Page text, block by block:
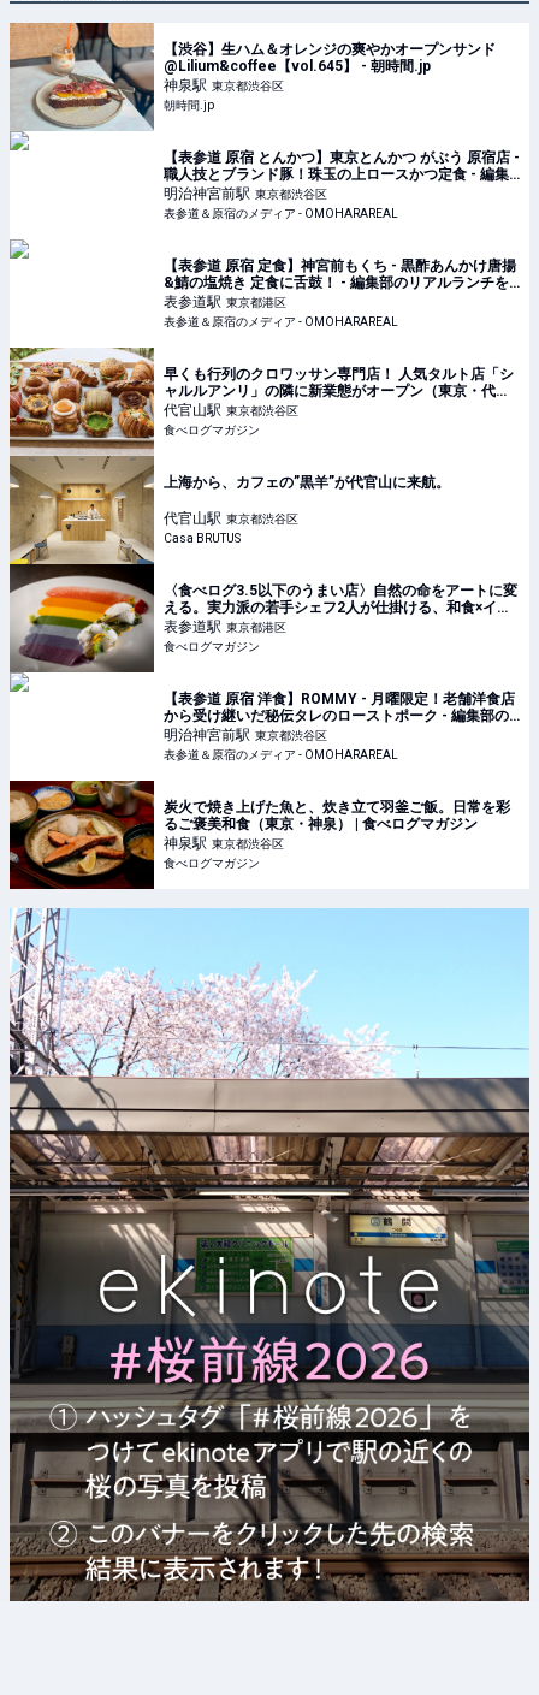
【渋谷】生ハム＆オレンジの爽やかオープンサンド
@Lilium&coffee【vol.645】 - 朝時間.jp
神泉駅 東京都渋谷区
朝時間.jp
【表参道 原宿 とんかつ】東京とんかつ がぶう 原宿店 -
職人技とブランド豚！珠玉の上ロースかつ定食 - 編集
部のリアルランチを紹介！オモハランチタイムス
Vol.146｜表参道＆原宿のメディア - OMOHARAREAL
明治神宮前駅 東京都渋谷区
表参道＆原宿のメディア - OMOHARAREAL
【表参道 原宿 定食】神宮前もくち - 黒酢あんかけ唐揚
&鯖の塩焼き 定食に舌鼓！ - 編集部のリアルランチを
紹介！オモハランチタイムスVol.145｜表参道＆原宿の
メディア - OMOHARAREAL
表参道駅 東京都港区
表参道＆原宿のメディア - OMOHARAREAL
早くも行列のクロワッサン専門店！ 人気タルト店「シ
ャルルアンリ」の隣に新業態がオープン（東京・代官
山） | 食べログマガジン
代官山駅 東京都渋谷区
食べログマガジン
上海から、カフェの”黒羊”が代官山に来航。
代官山駅 東京都渋谷区
Casa BRUTUS
〈食べログ3.5以下のうまい店〉自然の命をアートに変
える。実力派の若手シェフ2人が仕掛ける、和食×イタ
リアンの新境地 | 食べログマガジン
表参道駅 東京都港区
食べログマガジン
【表参道 原宿 洋食】ROMMY - 月曜限定！老舗洋食店
から受け継いだ秘伝タレのローストポーク - 編集部の
リアルランチを紹介！オモハランチタイムスVol.142｜
表参道＆原宿のメディア - OMOHARAREAL
明治神宮前駅 東京都渋谷区
表参道＆原宿のメディア - OMOHARAREAL
炭火で焼き上げた魚と、炊き立て羽釜ご飯。日常を彩
るご褒美和食（東京・神泉） | 食べログマガジン
神泉駅 東京都渋谷区
食べログマガジン